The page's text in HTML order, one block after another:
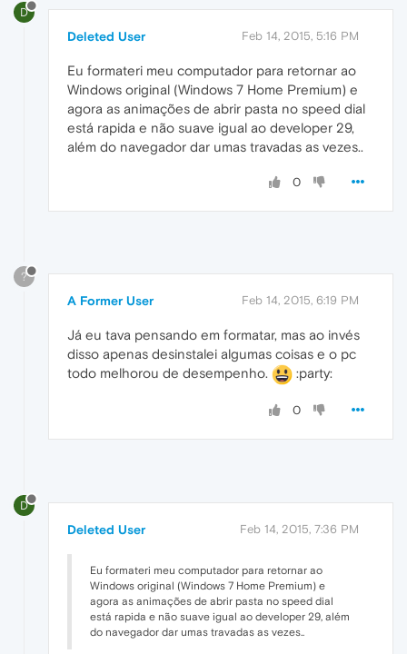
D
Deleted User Feb 14, 2015, 5:16 PM
Eu formateri meu computador para retornar ao
Windows original (Windows 7 Home Premium) e
agora as animações de abrir pasta no speed dial
está rapida e não suave igual ao developer 29,
além do navegador dar umas travadas as vezes..
0
?
A Former User Feb 14, 2015, 6:19 PM
Já eu tava pensando em formatar, mas ao invés
disso apenas desinstalei algumas coisas e o pc
todo melhorou de desempenho.
:party:
0
D
Deleted User Feb 14, 2015, 7:36 PM
Eu formateri meu computador para retornar ao
Windows original (Windows 7 Home Premium) e
agora as animações de abrir pasta no speed dial
está rapida e não suave igual ao developer 29, além
do navegador dar umas travadas as vezes..